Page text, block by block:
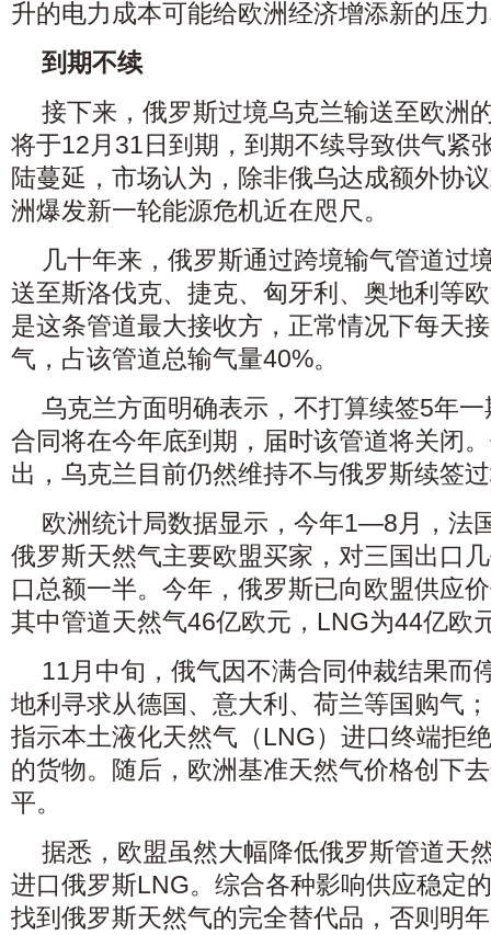
升的电力成本可能给欧洲经济增添新的压
到期不续
接下来，俄罗斯过境乌克兰输送至欧洲
将于12月31日到期，到期不续导致供气紧
陆蔓延，市场认为，除非俄乌达成额外协
洲爆发新一轮能源危机近在咫尺。
几十年来，俄罗斯通过跨境输气管道过
送至斯洛伐克、捷克、匈牙利、奥地利等
是这条管道最大接收方，正常情况下每天
气，占该管道总输气量40%。
乌克兰方面明确表示，不打算续签5年
合同将在今年底到期，届时该管道将关闭
出，乌克兰目前仍然维持不与俄罗斯续签
欧洲统计局数据显示，今年1—8月，法
俄罗斯天然气主要欧盟买家，对三国出口
口总额一半。今年，俄罗斯已向欧盟供应
其中管道天然气46亿欧元，LNG为44亿欧
11月中旬，俄气因不满合同仲裁结果而
地利寻求从德国、意大利、荷兰等国购气
指示本土液化天然气（LNG）进口终端拒
的货物。随后，欧洲基准天然气价格创下
平。
据悉，欧盟虽然大幅降低俄罗斯管道天
进口俄罗斯LNG。综合各种影响供应稳定
找到俄罗斯天然气的完全替代品，否则明